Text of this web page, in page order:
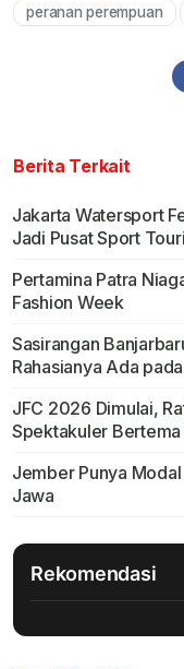
peranan perempuan
Berita Terkait
Jakarta Watersport
Jadi Pusat Sport
Pertamina Patra
Fashion Week
Sasirangan
Rahasianya Ada
JFC 2026 Dimulai,
Spektakuler
Jember Punya
Jawa
Rekomendasi